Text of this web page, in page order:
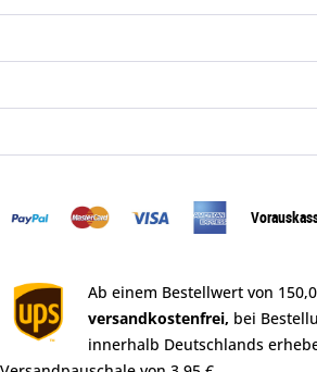
Ab einem Bestellwert von
versandkostenfrei, bei
innerhalb Deutschlands